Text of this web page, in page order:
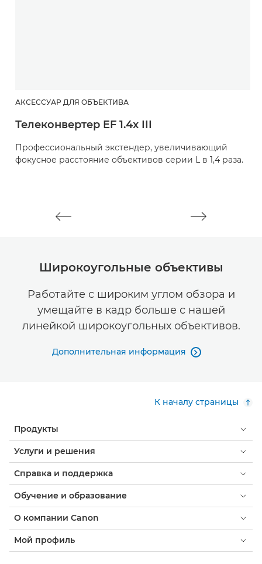
АКСЕССУАР ДЛЯ ОБЪЕКТИВА
Телеконвертер EF 1.4x III
Профессиональный экстендер, увеличивающий
фокусное расстояние объективов серии L в 1,4 раза.
Широкоугольные объективы
Работайте с широким углом обзора и
умещайте в кадр больше с нашей
линейкой широкоугольных объективов.
Дополнительная информация 
К началу страницы
Продукты
Услуги и решения
Справка и поддержка
Обучение и образование
О компании Canon
Мой профиль